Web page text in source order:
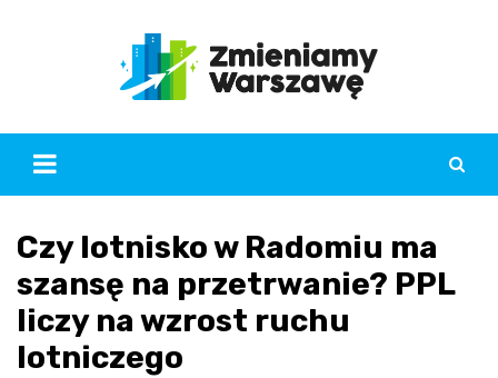
Czy lotnisko w Radomiu ma
szansę na przetrwanie? PPL
liczy na wzrost ruchu
lotniczego